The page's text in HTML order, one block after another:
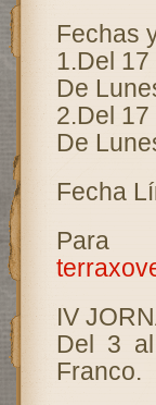
Fechas
1.Del
De
2.Del
De
Fecha
Para
IV
Del 3
Franco.